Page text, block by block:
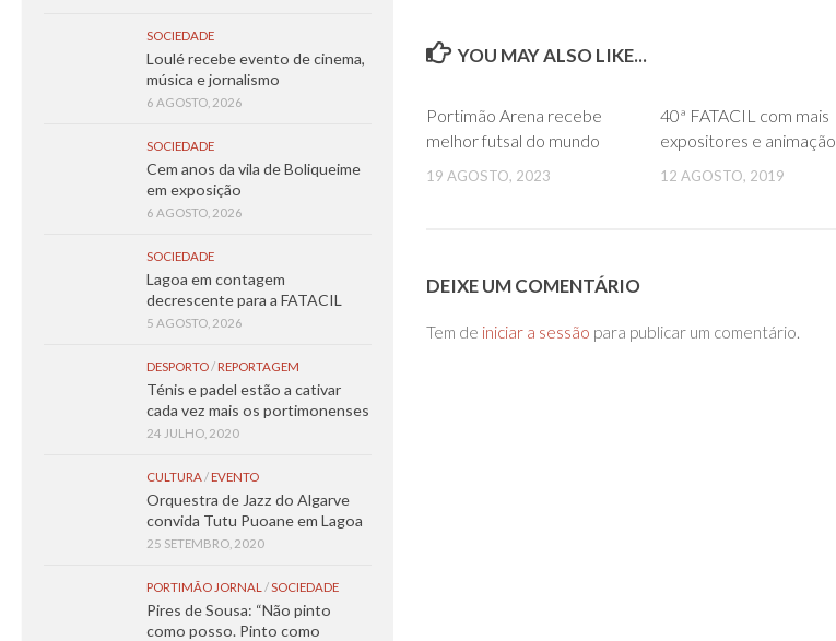
YOU MAY ALSO LIKE...
Portimão Arena recebe
melhor futsal do mundo
19 AGOSTO, 2023
40ª FATACIL com mais
expositores e animação
12 AGOSTO, 2019
DEIXE UM COMENTÁRIO
Tem de iniciar a sessão para publicar um comentário.
SOCIEDADE
Loulé recebe evento de cinema,
música e jornalismo
6 AGOSTO, 2026
SOCIEDADE
Cem anos da vila de Boliqueime
em exposição
6 AGOSTO, 2026
SOCIEDADE
Lagoa em contagem
decrescente para a FATACIL
5 AGOSTO, 2026
DESPORTO/ REPORTAGEM
Ténis e padel estão a cativar
cada vez mais os portimonenses
24 JULHO, 2020
CULTURA/ EVENTO
Orquestra de Jazz do Algarve
convida Tutu Puoane em Lagoa
25 SETEMBRO, 2020
PORTIMÃO JORNAL /SOCIEDADE
Pires de Sousa: “Não pinto
como posso. Pinto como